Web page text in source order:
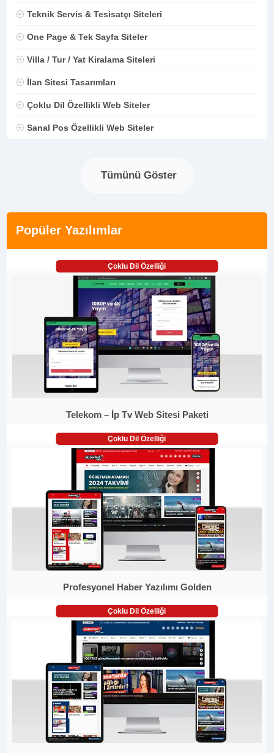
Teknik Servis & Tesisatçı Siteleri
One Page & Tek Sayfa Siteler
Villa / Tur / Yat Kiralama Siteleri
İlan Sitesi Tasarımları
Çoklu Dil Özellikli Web Siteler
Sanal Pos Özellikli Web Siteler
Tümünü Göster
Popüler Yazılımlar
Çoklu Dil Özelliği
Telekom – İp Tv Web Sitesi Paketi
Çoklu Dil Özelliği
Profesyonel Haber Yazılımı Golden
Çoklu Dil Özelliği